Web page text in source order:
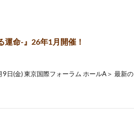
運命-』26年1月開催！
日(金) 東京国際フォーラム ホールA＞ 最新の